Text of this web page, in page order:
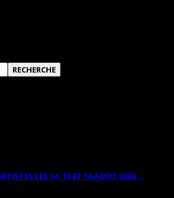
LES 14, 15 ET 16 AOÛT 2026...